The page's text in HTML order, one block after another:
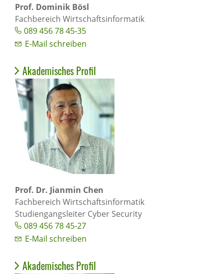
Prof. Dominik Bösl
Fachbereich Wirtschaftsinformatik
089 456 78 45-35
E-Mail schreiben
Akademisches Profil
Prof. Dr. Jianmin Chen
Fachbereich Wirtschaftsinformatik
Studiengangsleiter Cyber Security
089 456 78 45-27
E-Mail schreiben
Akademisches Profil